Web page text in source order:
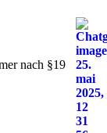
nach §19